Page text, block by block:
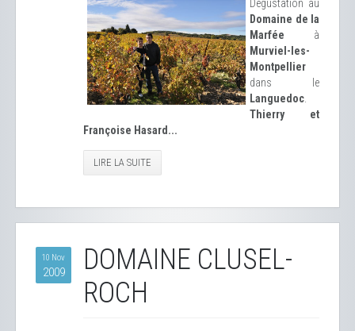
Dégustation au
Domaine de la
Marfée à
Murviel-les-
Montpellier
dans le
Languedoc
Thierry et
Françoise Hasard...
LIRE LA SUITE
10 Nov
2009
DOMAINE CLUSEL-
ROCH